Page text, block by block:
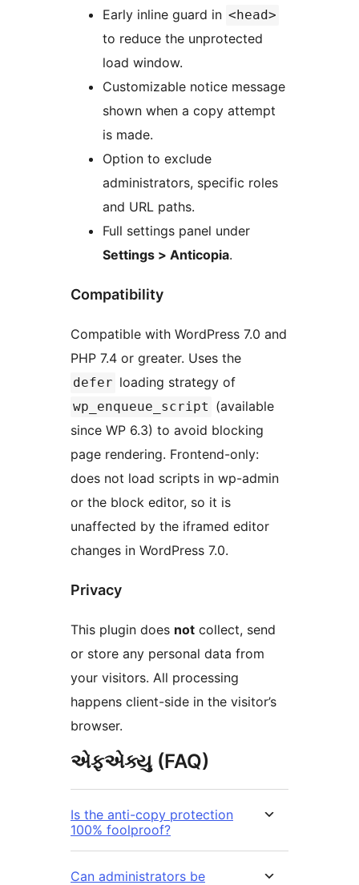
Early inline guard in <head>
to reduce the unprotected
load window.
Customizable notice message
shown when a copy attempt
is made.
Option to exclude
administrators, specific roles
and URL paths.
Full settings panel under
Settings > Anticopia.
Compatibility
Compatible with WordPress 7.0 and
PHP 7.4 or greater. Uses the
defer loading strategy of
wp_enqueue_script (available
since WP 6.3) to avoid blocking
page rendering. Frontend-only:
does not load scripts in wp-admin
or the block editor, so it is
unaffected by the iframed editor
changes in WordPress 7.0.
Privacy
This plugin does not collect, send
or store any personal data from
your visitors. All processing
happens client-side in the visitor’s
browser.
એફએક્યુ (FAQ)
Is the anti-copy protection
100% foolproof?
Can administrators be